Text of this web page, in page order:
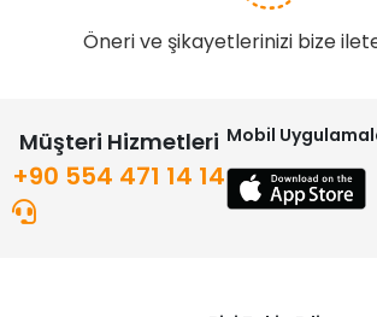
Öneri ve şikayetlerinizi bize
Müşteri Hizmetleri
+90 554 471 14 14
Mobil